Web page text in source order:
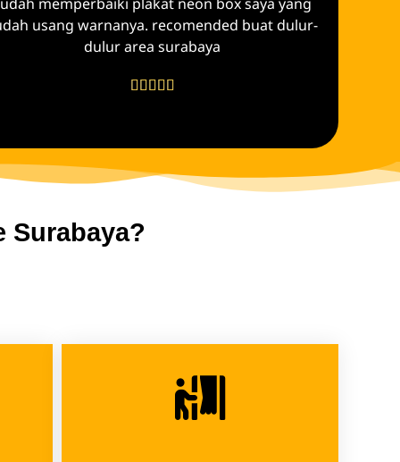
usang warnanya. recomended buat dulur-
dulur area surabaya
    
Surabaya?